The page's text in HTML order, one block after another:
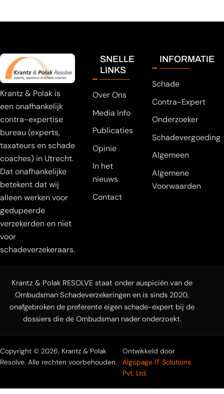
Krantz & Polak is
een onafhankelijk
contra-expertise
bureau (experts,
taxateurs en schade
coaches) in Utrecht.
Dat onafhankelijke
betekent dat wij
alleen werken voor
gedupeerde
verzekerden en niet
voor
schadeverzekeraars.
SNELLE
LINKS
Over Ons
Media Info
Publicaties
Opinie
In het
nieuws
Contact
INFORMATIE
Schade
Contra-Expert
Onderzoeker
Schadevergoeding
Algemeen
Algemene
Voorwaarden
Krantz & Polak RESOLVE staat onder auspiciën van de
Ombudsman Schadeverzekeringen en is sinds 2020,
onafgebroken de preferente eigen schade-expert bij de
dossiers die de Ombudsman nader onderzoekt.
Copyright © 2026, Krantz & Polak
Resolve. Alle rechten voorbehouden.
Ontwikkeld door
Algopage IT Solutions
Pvt. Ltd.